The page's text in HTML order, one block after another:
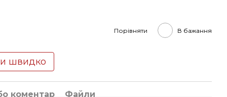
Порівняти В бажання
швидко
коментар
Файли